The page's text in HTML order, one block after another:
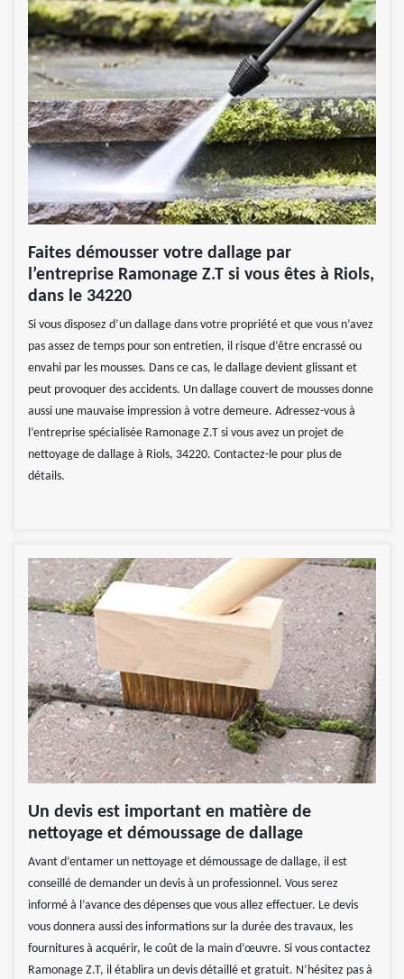
Faites démousser votre dallage par
l’entreprise Ramonage Z.T si vous êtes à Riols,
dans le 34220
Si vous disposez d’un dallage dans votre propriété et que vous n’avez
pas assez de temps pour son entretien, il risque d’être encrassé ou
envahi par les mousses. Dans ce cas, le dallage devient glissant et
peut provoquer des accidents. Un dallage couvert de mousses donne
aussi une mauvaise impression à votre demeure. Adressez-vous à
l’entreprise spécialisée Ramonage Z.T si vous avez un projet de
nettoyage de dallage à Riols, 34220. Contactez-le pour plus de
détails.
Un devis est important en matière de
nettoyage et démoussage de dallage
Avant d’entamer un nettoyage et démoussage de dallage, il est
conseillé de demander un devis à un professionnel. Vous serez
informé à l’avance des dépenses que vous allez effectuer. Le devis
vous donnera aussi des informations sur la durée des travaux, les
fournitures à acquérir, le coût de la main d’œuvre. Si vous contactez
Ramonage Z.T, il établira un devis détaillé et gratuit. N’hésitez pas à